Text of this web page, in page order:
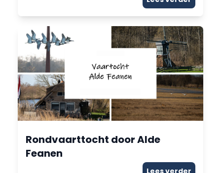
Rondvaarttocht door Alde
Feanen
Lees verder